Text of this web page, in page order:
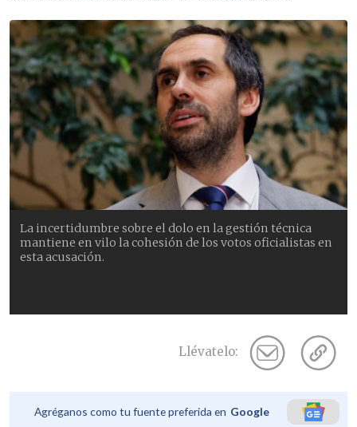
La incertidumbre sobre el dolo en la gestión técnica
mantiene en vilo la cohesión de los votos oficialistas en
esta acusación.
Llévatelo:
Agréganos como tu fuente preferida en Google